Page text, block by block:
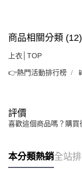
商品相關分類 (12)
上衣│TOP
👉熱門活動排行榜
評價
喜歡這個商品嗎？購買
本分類熱銷全站